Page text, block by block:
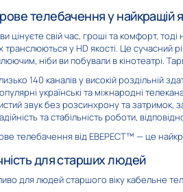
Megogo Sport
телебачення у найкращій
цінуєте свій час, гроші та комфорт,
транслюються у HD якості. Це
ніби ви побували в кінотеатрі.
140 каналів у високій роздільній
українські та міжнародні
звук без розсинхрону та затримок,
та стабільність роботи,
телебачення від ЕВЕРЕСТ™ — це
для старших людей
для людей старшого віку кабельне